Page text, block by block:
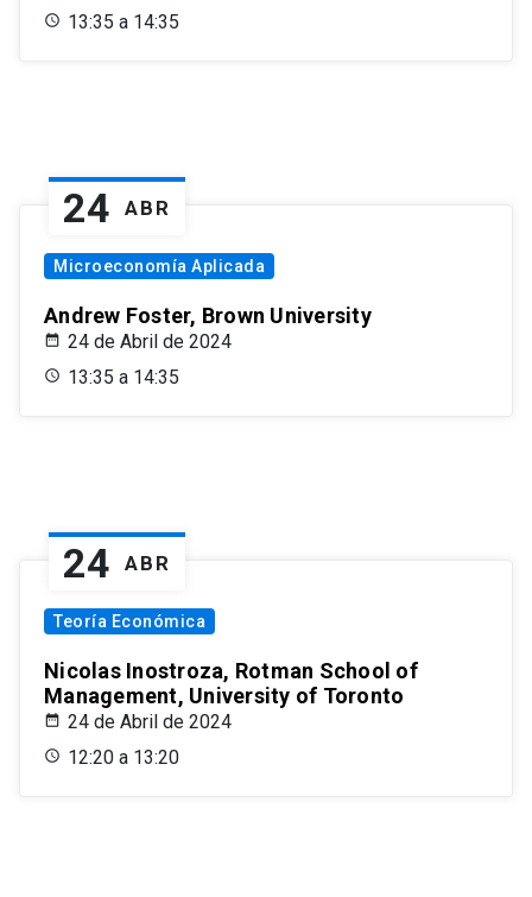
13:35 a 14:35
24 ABR
Microeconomía Aplicada
Andrew Foster, Brown University
24 de Abril de 2024
13:35 a 14:35
24 ABR
Teoría Económica
Nicolas Inostroza, Rotman School of
Management, University of Toronto
24 de Abril de 2024
12:20 a 13:20